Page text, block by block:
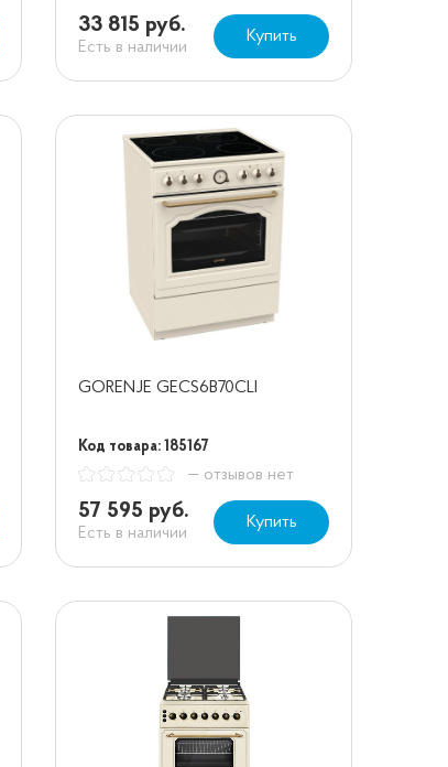
33 815 руб.
Есть в наличии
Купить
GORENJE GECS6B70CLI
Код товара: 185167
— отзывов нет
57 595 руб.
Есть в наличии
Купить